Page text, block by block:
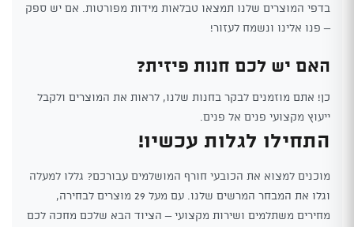
בדפי המוצרים שלנו תמצאו טבלאות מידות מפורטות. אם יש ספק
– פנו אלינו ונשמח לעזור!
האם יש לכם חנות פיזית?
כן! אתם מוזמנים לבקר בחנות שלנו, לראות את המוצרים ולקבל
ייעוץ מקצועי פנים אל פנים.
התחילו לגלות עכשיו!
מוכנים למצוא את הכובעי חורף המושלמים עבורכם? גללו למעלה
וגלו את המבחר המרשים שלנו. עם מעל 29 מוצרים לבחירה,
מחירים משתלמים ושירות מקצועי – הציוד הבא שלכם מחכה לכם